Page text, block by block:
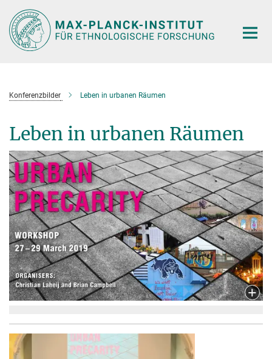
Hauptinhalt
Konferenzbilder Leben in urbanen Räumen
Leben in urbanen Räumen